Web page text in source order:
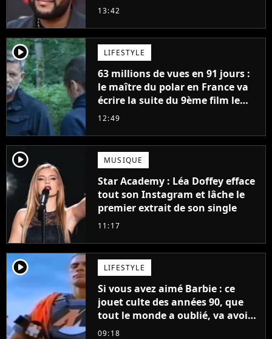
13:42
player2 LIFESTYLE
63 millions de vues en 91 jours :
le maître du polar en France va
écrire la suite du 9ème film le
plus regardé sur Netflix
12:49
player2 MUSIQUE
Star Academy : Léa Doffey efface
tout son Instagram et lâche le
premier extrait de son single
11:17
player2 LIFESTYLE
Si vous avez aimé Barbie : ce
jouet culte des années 90, que
tout le monde a oublié, va avoir
un film
09:18